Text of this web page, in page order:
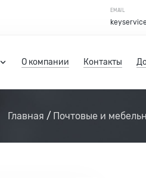
EMAIL
О компании Контакты
Главная Почтовые и